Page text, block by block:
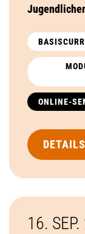
ONLINE-
DETAILS
16. SEP.